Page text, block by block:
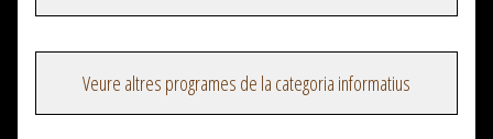
Veure altres programes de la categoria informatius